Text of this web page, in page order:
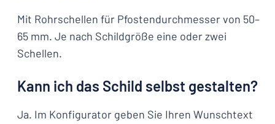
Mit Rohrschellen für Pfostendurchmesser von 50–
65 mm. Je nach Schildgröße eine oder zwei
Schellen.
Kann ich das Schild selbst gestalten?
Ja. Im Konfigurator geben Sie Ihren Wunschtext